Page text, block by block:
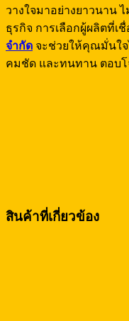
วางใจมาอย่างยาวนาน
ธุรกิจ การเลือกผู้ผลิตที่เ
จำกัด จะช่วยให้คุณมั่นใ
คมชัด และทนทาน ตอบโ
สินค้าที่เกี่ยวข้อง